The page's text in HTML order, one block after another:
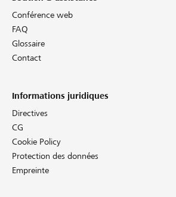
Conférence web
FAQ
Glossaire
Contact
Informations juridiques
Directives
CG
Cookie Policy
Protection des données
Empreinte